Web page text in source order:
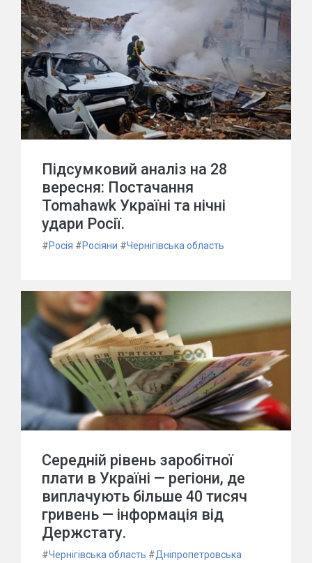
Підсумковий аналіз на 28
вересня: Постачання
Tomahawk Україні та нічні
удари Росії.
#Росія #Росіяни #Чернігівська область
Середній рівень заробітної
плати в Україні — регіони, де
виплачують більше 40 тисяч
гривень — інформація від
Держстату.
#Чернігівська область #Дніпропетровська